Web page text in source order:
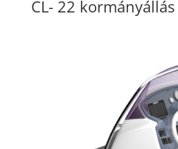
CL- 22 kormányállás